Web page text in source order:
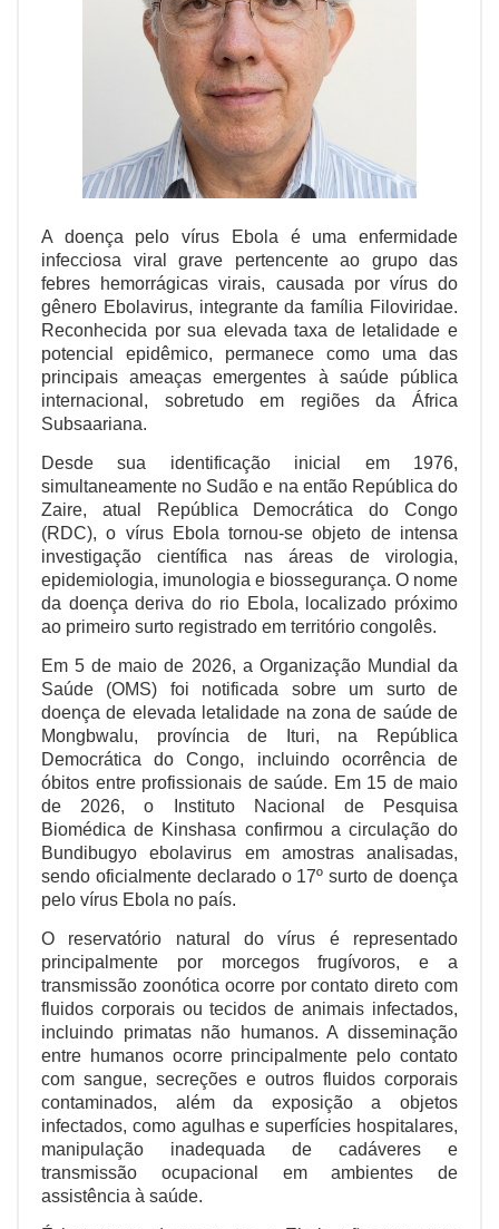
A doença pelo vírus Ebola é uma enfermidade
infecciosa viral grave pertencente ao grupo das
febres hemorrágicas virais, causada por vírus do
gênero Ebolavirus, integrante da família Filoviridae.
Reconhecida por sua elevada taxa de letalidade e
potencial epidêmico, permanece como uma das
principais ameaças emergentes à saúde pública
internacional, sobretudo em regiões da África
Subsaariana.
Desde sua identificação inicial em 1976,
simultaneamente no Sudão e na então República do
Zaire, atual República Democrática do Congo
(RDC), o vírus Ebola tornou-se objeto de intensa
investigação científica nas áreas de virologia,
epidemiologia, imunologia e biossegurança. O nome
da doença deriva do rio Ebola, localizado próximo
ao primeiro surto registrado em território congolês.
Em 5 de maio de 2026, a Organização Mundial da
Saúde (OMS) foi notificada sobre um surto de
doença de elevada letalidade na zona de saúde de
Mongbwalu, província de Ituri, na República
Democrática do Congo, incluindo ocorrência de
óbitos entre profissionais de saúde. Em 15 de maio
de 2026, o Instituto Nacional de Pesquisa
Biomédica de Kinshasa confirmou a circulação do
Bundibugyo ebolavirus em amostras analisadas,
sendo oficialmente declarado o 17º surto de doença
pelo vírus Ebola no país.
O reservatório natural do vírus é representado
principalmente por morcegos frugívoros, e a
transmissão zoonótica ocorre por contato direto com
fluidos corporais ou tecidos de animais infectados,
incluindo primatas não humanos. A disseminação
entre humanos ocorre principalmente pelo contato
com sangue, secreções e outros fluidos corporais
contaminados, além da exposição a objetos
infectados, como agulhas e superfícies hospitalares,
manipulação inadequada de cadáveres e
transmissão ocupacional em ambientes de
assistência à saúde.